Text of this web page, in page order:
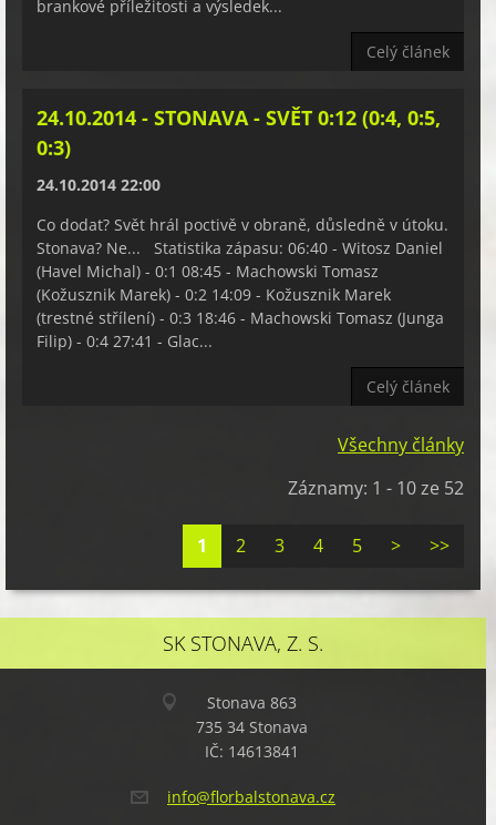
brankové příležitosti a výsledek...
Celý článek
24.10.2014 - STONAVA - SVĚT 0:12 (0:4, 0:5,
0:3)
24.10.2014 22:00
Co dodat? Svět hrál poctivě v obraně, důsledně v útoku.
Stonava? Ne... Statistika zápasu: 06:40 - Witosz Daniel
(Havel Michal) - 0:1 08:45 - Machowski Tomasz
(Kožusznik Marek) - 0:2 14:09 - Kožusznik Marek
(trestné střílení) - 0:3 18:46 - Machowski Tomasz (Junga
Filip) - 0:4 27:41 - Glac...
Celý článek
Všechny články
Záznamy: 1 - 10 ze 52
1 2 3 4 5 > >>
SK STONAVA, Z. S.
Stonava 863
735 34 Stonava
IČ: 14613841
info@florbalstonava.cz